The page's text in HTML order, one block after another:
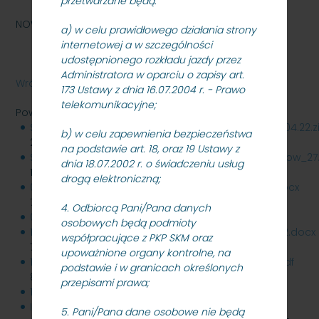
a) w celu prawidłowego działania strony
internetowej a w szczególności
udostępnionego rozkładu jazdy przez
Administratora w oparciu o zapisy art.
173 Ustawy z dnia 16.07.2004 r. - Prawo
telekomunikacyjne;
b) w celu zapewnienia bezpieczeństwa
na podstawie art. 18, oraz 19 Ustawy z
dnia 18.07.2002 r. o świadczeniu usług
drogą elektroniczną;
4. Odbiorcą Pani/Pana danych
osobowych będą podmioty
współpracujące z PKP SKM oraz
upoważnione organy kontrolne, na
podstawie i w granicach określonych
przepisami prawa;
5. Pani/Pana dane osobowe nie będą
NOWY termin składania ofert: 13.05.2022r. godz.10:00
Wróć
Powiązane pliki
2 MB
12 KB
04.05.2022_MODYFIKACJA_SWZ_SKMMU.086.15.22.docx
72 KB
05.05.22_pytania_SKMMU.086.15.22.pdf
10.05.2022_MODYFIKACJA_v.2_SWZ_SKMMU.086.15.22.docx
72 KB
10.05.22_pytania_i_odpowiedzi_SKMMU.086.15.22.pdf
834 KB
11.05.2022_pytania_SKMMU.086.15.22.pdf
Informacja_z_otwarcia_13.05.2022r..pdf 112 KB